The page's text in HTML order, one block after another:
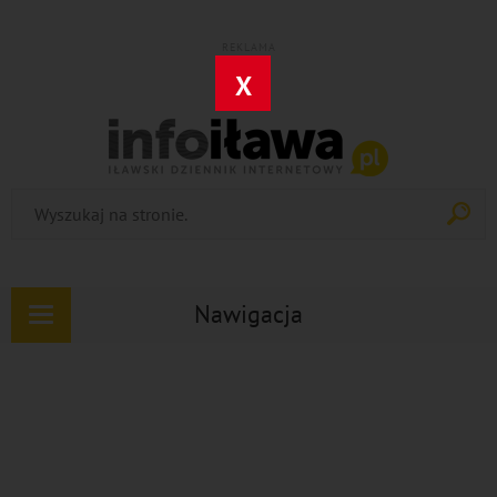
X
Nawigacja
Rozwiń